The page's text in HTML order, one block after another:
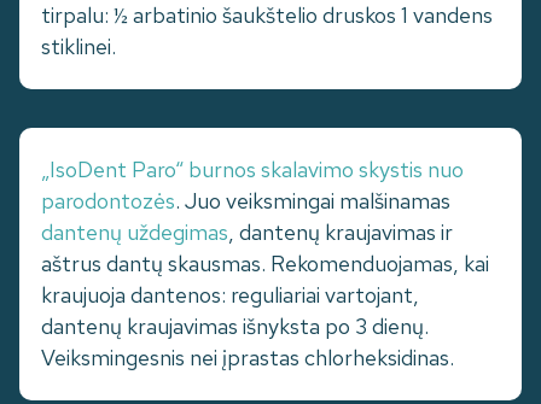
tirpalu: ½ arbatinio šaukštelio druskos 1 vandens
stiklinei.
„IsoDent Paro“ burnos skalavimo skystis nuo
parodontozės. Juo veiksmingai malšinamas
dantenų uždegimas, dantenų kraujavimas ir
aštrus dantų skausmas. Rekomenduojamas, kai
kraujuoja dantenos: reguliariai vartojant,
dantenų kraujavimas išnyksta po 3 dienų.
Veiksmingesnis nei įprastas chlorheksidinas.